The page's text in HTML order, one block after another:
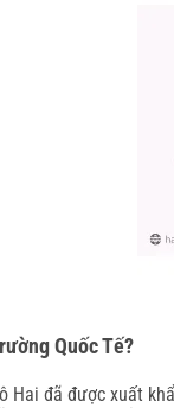
Quốc Tế?
Hai đã được xuất